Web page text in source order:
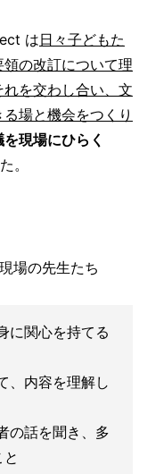
は日々子どもた
の改訂について理
を交わし合い、文
場と機会をつくり
現場にひらく
。
場の先生たち
関心を持てる
内容を理解し
の話を聞き、多